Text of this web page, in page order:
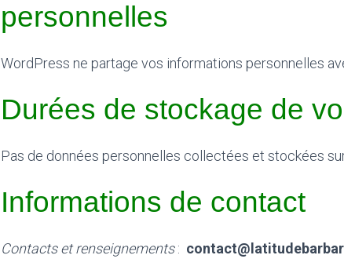
personnelles
WordPress ne partage vos informations personnelles
Durées de stockage de
Pas de données personnelles collectées et stockées
Informations de contact
Contacts et renseignements: